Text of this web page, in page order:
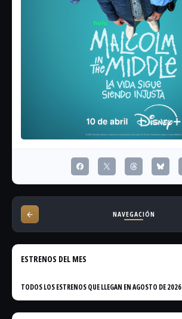
NAVEGACIÓN
ESTRENOS DEL MES
TODOS LOS ESTRENOS QUE LLEGAN EN AGOSTO DE 2026